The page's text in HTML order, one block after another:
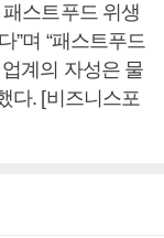
스트푸드 위생
”며 “패스트푸드
계의 자성은 물
다. [비즈니스포